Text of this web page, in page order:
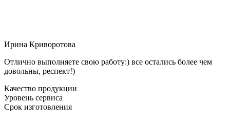
Ирина Криворотова
Отлично выполняете свою работу:) все остались более чем
довольны, респект!)
Качество продукции
Уровень сервиса
Срок изготовления